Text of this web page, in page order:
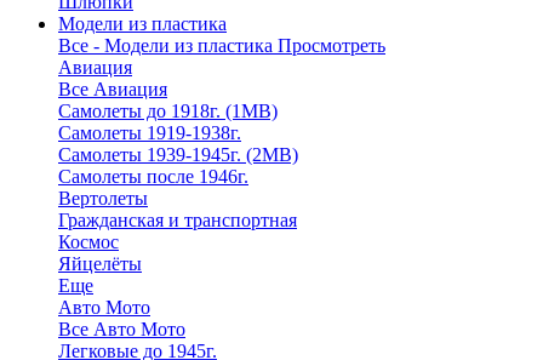
Модели из пластика
Все - Модели из пластика Просмотреть
Авиация
Все Авиация
Самолеты до 1918г. (1МВ)
Самолеты 1919-1938г.
Самолеты 1939-1945г. (2МВ)
Самолеты после 1946г.
Вертолеты
Гражданская и транспортная
Космос
Яйцелёты
Еще
Авто Мото
Все Авто Мото
Легковые до 1945г.